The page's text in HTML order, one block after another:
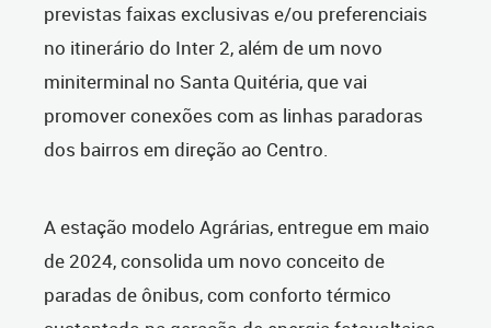
previstas faixas exclusivas e/ou preferenciais
no itinerário do Inter 2, além de um novo
miniterminal no Santa Quitéria, que vai
promover conexões com as linhas paradoras
dos bairros em direção ao Centro.
A estação modelo Agrárias, entregue em maio
de 2024, consolida um novo conceito de
paradas de ônibus, com conforto térmico